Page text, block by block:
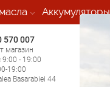
Аккумуляторы
570 007
магазин
9:00 - 19:00
19:00
Basarabiei 44